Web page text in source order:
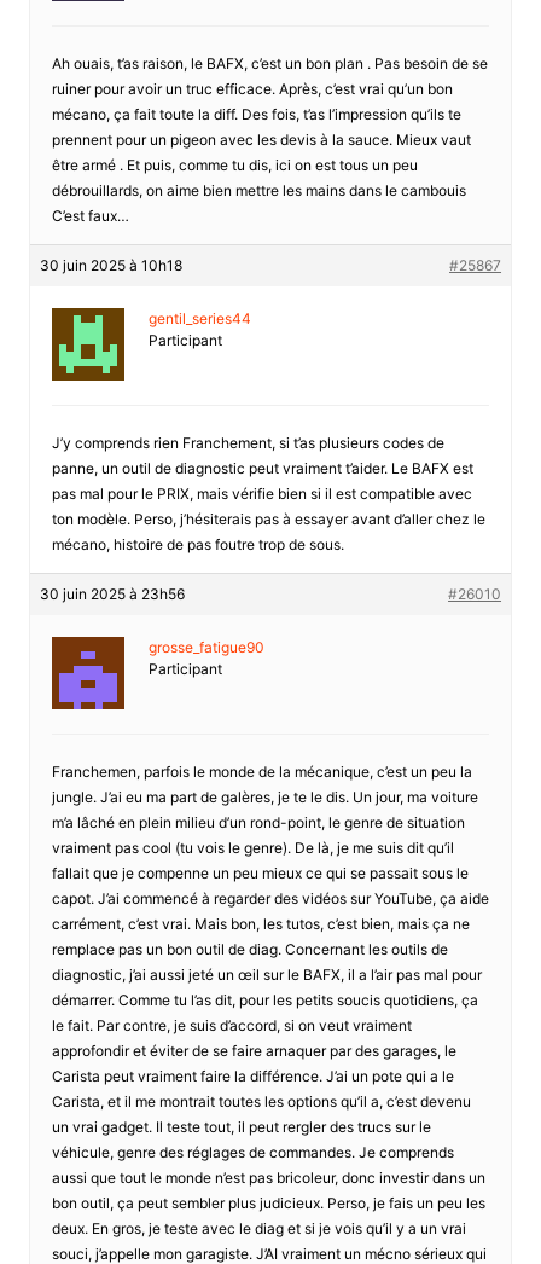
Ah ouais, t’as raison, le BAFX, c’est un bon plan . Pas besoin de se
ruiner pour avoir un truc efficace. Après, c’est vrai qu’un bon
mécano, ça fait toute la diff. Des fois, t’as l’impression qu’ils te
prennent pour un pigeon avec les devis à la sauce. Mieux vaut
être armé . Et puis, comme tu dis, ici on est tous un peu
débrouillards, on aime bien mettre les mains dans le cambouis
C’est faux…
30 juin 2025 à 10h18 #25867
gentil_series44
Participant
J’y comprends rien Franchement, si t’as plusieurs codes de
panne, un outil de diagnostic peut vraiment t’aider. Le BAFX est
pas mal pour le PRIX, mais vérifie bien si il est compatible avec
ton modèle. Perso, j’hésiterais pas à essayer avant d’aller chez le
mécano, histoire de pas foutre trop de sous.
30 juin 2025 à 23h56 #26010
grosse_fatigue90
Participant
Franchemen, parfois le monde de la mécanique, c’est un peu la
jungle. J’ai eu ma part de galères, je te le dis. Un jour, ma voiture
m’a lâché en plein milieu d’un rond-point, le genre de situation
vraiment pas cool (tu vois le genre). De là, je me suis dit qu’il
fallait que je compenne un peu mieux ce qui se passait sous le
capot. J’ai commencé à regarder des vidéos sur YouTube, ça aide
carrément, c’est vrai. Mais bon, les tutos, c’est bien, mais ça ne
remplace pas un bon outil de diag. Concernant les outils de
diagnostic, j’ai aussi jeté un œil sur le BAFX, il a l’air pas mal pour
démarrer. Comme tu l’as dit, pour les petits soucis quotidiens, ça
le fait. Par contre, je suis d’accord, si on veut vraiment
approfondir et éviter de se faire arnaquer par des garages, le
Carista peut vraiment faire la différence. J’ai un pote qui a le
Carista, et il me montrait toutes les options qu’il a, c’est devenu
un vrai gadget. Il teste tout, il peut rergler des trucs sur le
véhicule, genre des réglages de commandes. Je comprends
aussi que tout le monde n’est pas bricoleur, donc investir dans un
bon outil, ça peut sembler plus judicieux. Perso, je fais un peu les
deux. En gros, je teste avec le diag et si je vois qu’il y a un vrai
souci, j’appelle mon garagiste. J’AI vraiment un mécno sérieux qui